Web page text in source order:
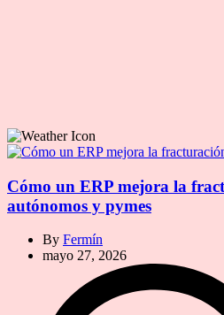
Cómo un ERP mejora la
autónomos y pymes
By Fermín
mayo 27, 2026